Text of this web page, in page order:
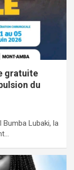
gratuite
du
Bumba Lubaki, la